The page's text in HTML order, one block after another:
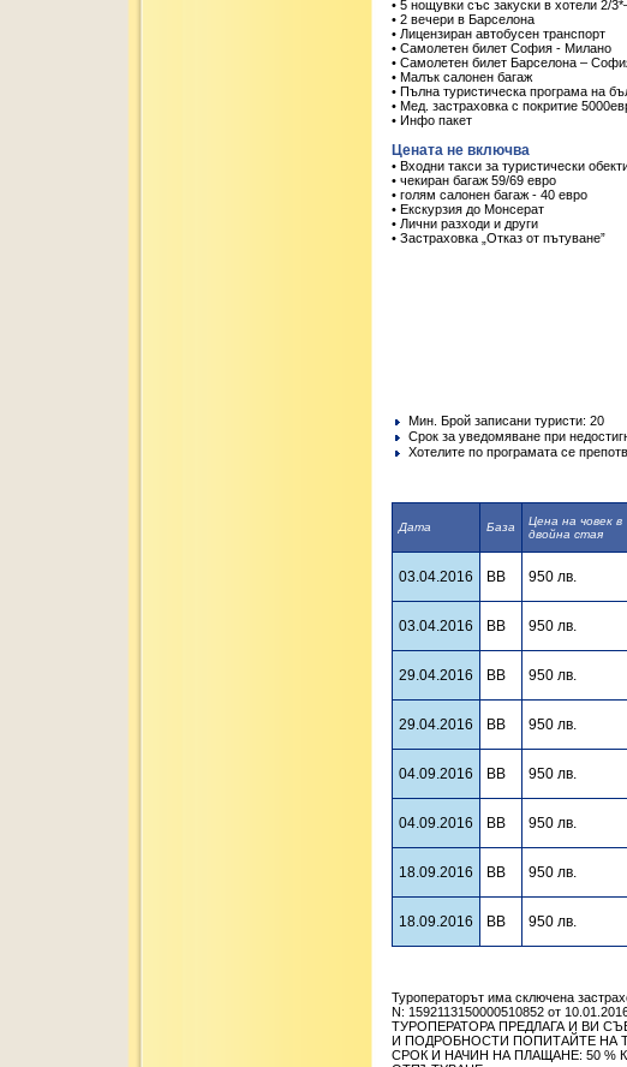
• 5 нощувки със закуски в хотели 2/
• 2 вечери в Барселона
• Лицензиран автобусен транспорт
• Самолетен билет София - Милано
• Самолетен билет Барселона –
• Малък салонен багаж
• Пълна туристическа програма на
• Мед. застраховка с покритие
• Инфо пакет
Цената не включва
• Входни такси за туристически
• чекиран багаж 59/69 евро
• голям салонен багаж - 40 евро
• Екскурзия до Монсерат
• Лични разходи и други
• Застраховка „Отказ от пътуване”
Mин. Брой записани туристи: 20
Срок за уведомяване при
Хотелите по програмата се
Дата База
Цена на човек в
двойна стая
03.04.2016 BB 950 лв.
03.04.2016 BB 950 лв.
29.04.2016 BB 950 лв.
29.04.2016 BB 950 лв.
04.09.2016 BB 950 лв.
04.09.2016 BB 950 лв.
18.09.2016 BB 950 лв.
18.09.2016 BB 950 лв.
Туроператорът има сключена
N: 1592113150000510852 от
ТУРОПЕРАТОРА ПРЕДЛАГА И ВИ
И ПОДРОБНОСТИ ПОПИТАЙТЕ НА
СРОК И НАЧИН НА ПЛАЩАНЕ: 50 %